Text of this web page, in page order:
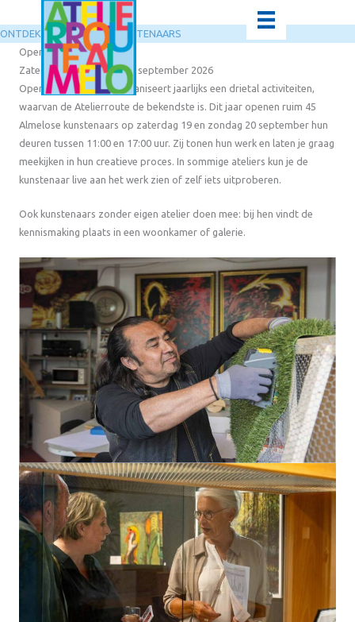
naar
de
ONTDEK DE ALMELOSE KUNSTENAARS
Open atelierroute 2026
Zaterdag 19 & zondag 20 september 2026
Open Ateliers Almelo organiseert jaarlijks een drietal activiteiten,
waarvan de Atelierroute de bekendste is. Dit jaar openen ruim 45
Almelose kunstenaars op zaterdag 19 en zondag 20 september hun
deuren tussen 11:00 en 17:00 uur. Zij tonen hun werk en laten je graag
meekijken in hun creatieve proces. In sommige ateliers kun je de
kunstenaar live aan het werk zien of zelf iets uitproberen.
Ook kunstenaars zonder eigen atelier doen mee: bij hen vindt de
kennismaking plaats in een woonkamer of galerie.